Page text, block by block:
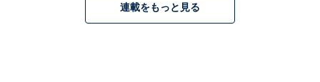
連載をもっと見る